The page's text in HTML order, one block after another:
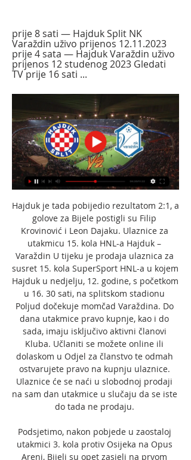
prije 8 sati — Hajduk Split NK
Varaždin uživo prijenos 12.11.2023
prije 4 sata — Hajduk Varaždin uživo
prijenos 12 studenog 2023 Gledati
TV prije 16 sati ...
Hajduk je tada pobijedio rezultatom 2:1, a
golove za Bijele postigli su Filip
Krovinović i Leon Dajaku. Ulaznice za
utakmicu 15. kola HNL-a Hajduk –
Varaždin U tijeku je prodaja ulaznica za
susret 15. kola SuperSport HNL-a u kojem
Hajduk u nedjelju, 12. godine, s početkom
u 16. 30 sati, na splitskom stadionu
Poljud dočekuje momčad Varaždina. Do
dana utakmice pravo kupnje, kao i do
sada, imaju isključivo aktivni članovi
Kluba. Učlaniti se možete online ili
dolaskom u Odjel za članstvo te odmah
ostvarujete pravo na kupnju ulaznice.
Ulaznice će se naći u slobodnoj prodaji
na sam dan utakmice u slučaju da se iste
do tada ne prodaju.
Podsjetimo, nakon pobjede u zaostaloj
utakmici 3. kola protiv Osijeka na Opus
Areni, Bijeli su opet zasjeli na prvom